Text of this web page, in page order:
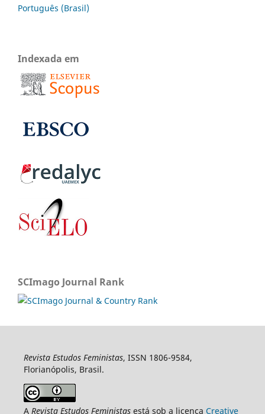
Português (Brasil)
Indexada em
SCImago Journal Rank
Revista Estudos Feministas, ISSN 1806-9584,
Florianópolis, Brasil.
A Revista Estudos Feministasestá sob a licença Creative